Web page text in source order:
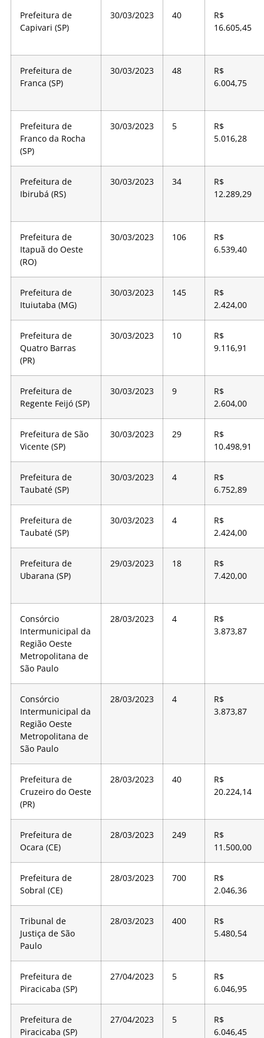
Prefeitura de
Capivari (SP)
30/03/2023 40
R$
16.605,45
Prefeitura de
Franca (SP)
30/03/2023 48
R$
6.004,75
Prefeitura de
Franco da Rocha
(SP)
30/03/2023 5
R$
5.016,28
Prefeitura de
Ibirubá (RS)
30/03/2023 34
R$
12.289,29
Prefeitura de
Itapuã do Oeste
(RO)
30/03/2023 106
R$
6.539,40
Prefeitura de
Ituiutaba (MG)
30/03/2023 145
R$
2.424,00
Prefeitura de
Quatro Barras
(PR)
30/03/2023 10
R$
9.116,91
Prefeitura de
Regente Feijó (SP)
30/03/2023 9
R$
2.604,00
Prefeitura de São
Vicente (SP)
30/03/2023 29
R$
10.498,91
Prefeitura de
Taubaté (SP)
30/03/2023 4
R$
6.752,89
Prefeitura de
Taubaté (SP)
30/03/2023 4
R$
2.424,00
Prefeitura de
Ubarana (SP)
29/03/2023 18
R$
7.420,00
Consórcio
Intermunicipal da
Região Oeste
Metropolitana de
São Paulo
28/03/2023 4
R$
3.873,87
Consórcio
Intermunicipal da
Região Oeste
Metropolitana de
São Paulo
28/03/2023 4
R$
3.873,87
Prefeitura de
Cruzeiro do Oeste
(PR)
28/03/2023 40
R$
20.224,14
Prefeitura de
Ocara (CE)
28/03/2023 249
R$
11.500,00
Prefeitura de
Sobral (CE)
28/03/2023 700
R$
2.046,36
Tribunal de
Justiça de São
Paulo
28/03/2023 400
R$
5.480,54
Prefeitura de
Piracicaba (SP)
27/04/2023 5
R$
6.046,95
Prefeitura de
Piracicaba (SP)
27/04/2023 5
R$
6.046,45